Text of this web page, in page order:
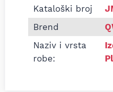
Kataloški broj
Brend
Naziv i vrsta
robe: